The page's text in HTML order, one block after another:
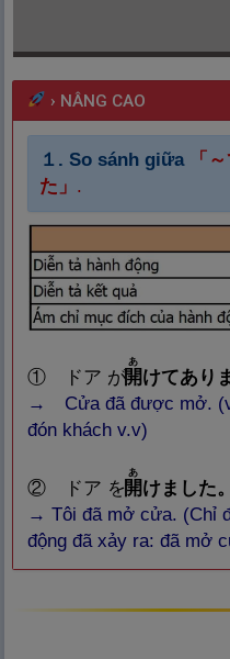
› NÂNG CAO
１. So sánh giữa 「
た」 .
① ドア が開
あ
けてあり
→ Cửa đã được mở.
đón khách v.v)
② ドア を開
あ
けました。
→ Tôi đã mở cửa. (Chỉ
động đã xảy ra: đã mở